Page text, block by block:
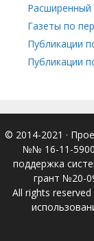
Расширенный
Газеты по
Публикации
Публикации
© 2014-2021 ·
№№ 16-11-
поддержка
грант №20-
All rights